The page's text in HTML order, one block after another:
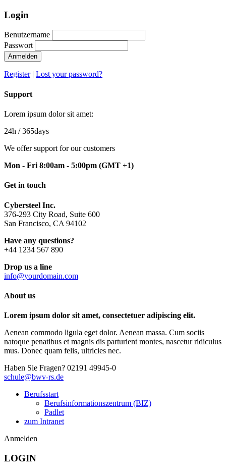
Login
Benutzername
Passwort
Anmelden
Register| Lost your password?
Support
Lorem ipsum dolor sit amet:
24h / 365days
We offer support for our customers
Mon - Fri 8:00am - 5:00pm (GMT +1)
Get in touch
Cybersteel Inc.
376-293 City Road, Suite 600
San Francisco, CA 94102
Have any questions?
+44 1234 567 890
Drop us a line
info@yourdomain.com
About us
Lorem ipsum dolor sit amet, consectetuer adipiscing elit.
Aenean commodo ligula eget dolor. Aenean massa. Cum sociis
natoque penatibus et magnis dis parturient montes, nascetur ridiculus
mus. Donec quam felis, ultricies nec.
Haben Sie Fragen? 02191 49945-0
schule@bwv-rs.de
Berufsstart
Berufsinformationszentrum (BIZ)
Padlet
zum Intranet
Anmelden
LOGIN